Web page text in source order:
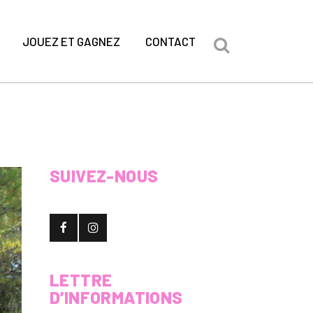
JOUEZ ET GAGNEZ CONTACT
SUIVEZ-NOUS
LETTRE
D’INFORMATIONS